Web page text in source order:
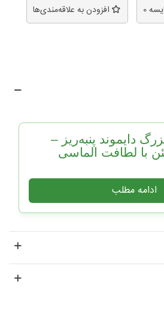
0 افزودن به علاقه‌مندی‌ها
دایموند پنبه‌ریز –
با لطافت الماسی
بهداشتی بزرگ